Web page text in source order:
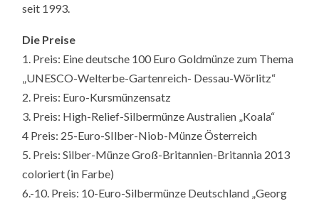
seit 1993.
Die Preise
1. Preis: Eine deutsche 100 Euro Goldmünze zum Thema
„UNESCO-Welterbe-Gartenreich- Dessau-Wörlitz“
2. Preis: Euro-Kursmünzensatz
3. Preis: High-Relief-Silbermünze Australien „Koala“
4 Preis: 25-Euro-SIlber-Niob-Münze Österreich
5. Preis: Silber-Münze Groß-Britannien-Britannia 2013
coloriert (in Farbe)
6.-10. Preis: 10-Euro-Silbermünze Deutschland „Georg